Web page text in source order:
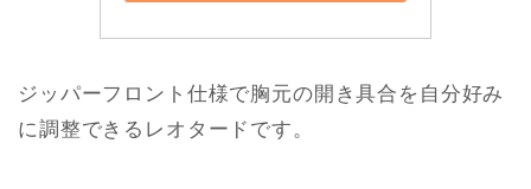
ジッパーフロント仕様で胸元の開き具合を自分好み
に調整できるレオタードです。